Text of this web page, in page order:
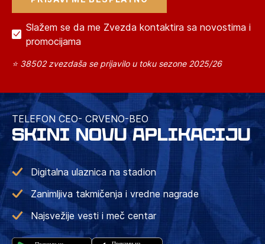
Slažem se da me Zvezda kontaktira sa novostima i
promocijama
⭐ 38502 zvezdaša se prijavilo u toku sezone 2025/26
TELEFON CEO- CRVENO-BEO
SKINI NOVU APLIKACIJU
Digitalna ulaznica na stadion
Zanimljiva takmičenja i vredne nagrade
Najsvežije vesti i meč centar